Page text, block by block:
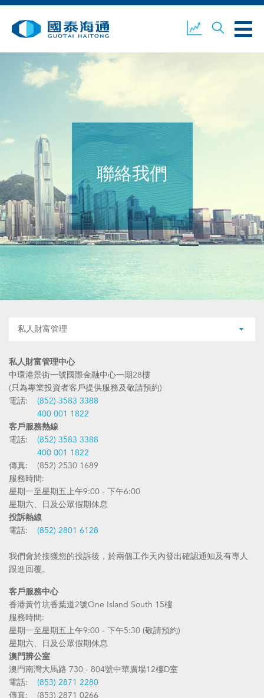
環境、社會及企業管治
開設戶口 客戶登入
聯絡我們
私人財富管理
私人財富管理中心
中環港景街一號國際金融中心一期28樓
(只為專業投資者客戶提供服務及敬請預約)
電話: (852) 3583 3388
400 001 1822
客戶服務熱線
電話: (852) 3583 3388
400 001 1822
傳真: (852) 2530 1689
服務時間:
星期一至星期五上午9:00 - 下午6:00
星期六、日及公眾假期休息
投訴熱線
電話: (852) 2801 6128
我們會於接獲您的投訴後，於兩個工作天內發出確認通知及有專人
跟進回覆。
客戶服務中心
香港黃竹坑香葉道2號One Island South 15樓
服務時間:
星期一至星期五上午9:00 - 下午5:30 (敬請預約)
星期六、日及公眾假期休息
澳門辨公室
澳門南灣大馬路 730 - 804號中華廣場12樓D室
電話: (853) 2871 2280
傳真: (853) 2871 0266